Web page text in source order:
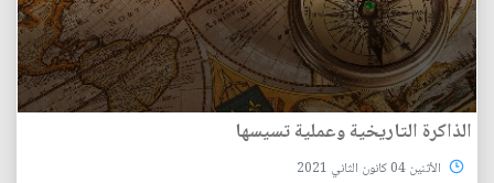
الذاكرة التاريخية وعملية تسيسها
الأثنين 04 كانون الثاني 2021